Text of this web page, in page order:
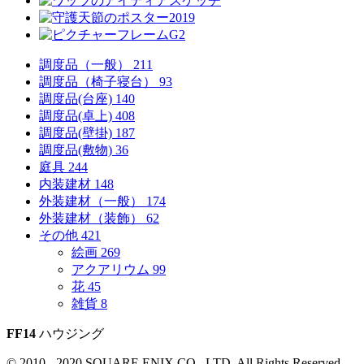
調度品（一般） 211
調度品（椅子寝台） 93
調度品(台座) 140
調度品(卓上) 408
調度品(壁掛) 187
調度品(敷物) 36
庭具 244
内装建材 148
外装建材（一般） 174
外装建材（装飾） 62
その他 421
絵画 269
アクアリウム 99
花 45
雑貨 8
FF14 ハウジング